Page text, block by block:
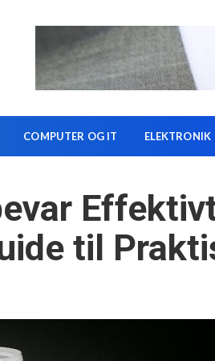
COMPUTER OG IT ELEKTRONIK
til